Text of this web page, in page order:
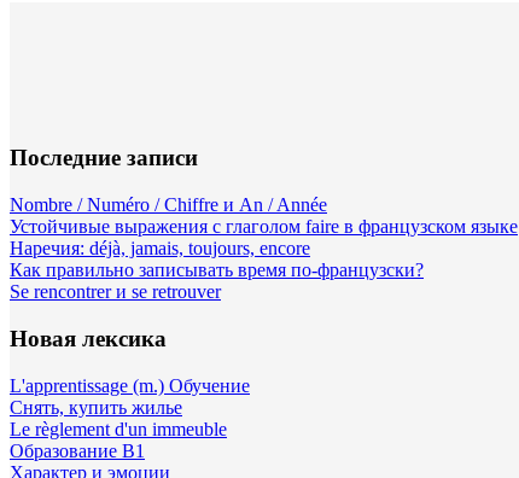
Последние записи
Nombre / Numéro / Chiffre и An / Année
Устойчивые выражения с глаголом faire в французском языке
Наречия: déjà, jamais, toujours, encore
Как правильно записывать время по-французски?
Se rencontrer и se retrouver
Новая лексика
L'apprentissage (m.) Обучение
Снять, купить жилье
Le règlement d'un immeuble
Образование B1
Характер и эмоции